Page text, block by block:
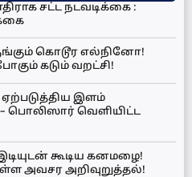
சட்ட நடவடிக்கை :
கொடூர எல்நினோ!
கடும் வறட்சி!
இளம்
வெளியிட்ட
கூடிய கனமழை!
அவசர அறிவுறுத்தல்!